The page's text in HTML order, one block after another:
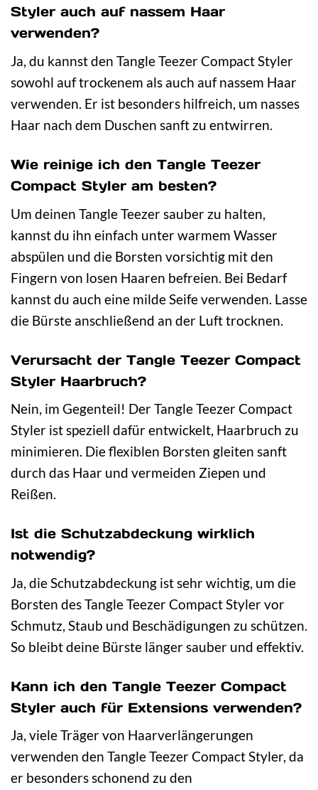
Styler auch auf nassem Haar
verwenden?
Ja, du kannst den Tangle Teezer Compact Styler
sowohl auf trockenem als auch auf nassem Haar
verwenden. Er ist besonders hilfreich, um nasses
Haar nach dem Duschen sanft zu entwirren.
Wie reinige ich den Tangle Teezer
Compact Styler am besten?
Um deinen Tangle Teezer sauber zu halten,
kannst du ihn einfach unter warmem Wasser
abspülen und die Borsten vorsichtig mit den
Fingern von losen Haaren befreien. Bei Bedarf
kannst du auch eine milde Seife verwenden. Lasse
die Bürste anschließend an der Luft trocknen.
Verursacht der Tangle Teezer Compact
Styler Haarbruch?
Nein, im Gegenteil! Der Tangle Teezer Compact
Styler ist speziell dafür entwickelt, Haarbruch zu
minimieren. Die flexiblen Borsten gleiten sanft
durch das Haar und vermeiden Ziepen und
Reißen.
Ist die Schutzabdeckung wirklich
notwendig?
Ja, die Schutzabdeckung ist sehr wichtig, um die
Borsten des Tangle Teezer Compact Styler vor
Schmutz, Staub und Beschädigungen zu schützen.
So bleibt deine Bürste länger sauber und effektiv.
Kann ich den Tangle Teezer Compact
Styler auch für Extensions verwenden?
Ja, viele Träger von Haarverlängerungen
verwenden den Tangle Teezer Compact Styler, da
er besonders schonend zu den